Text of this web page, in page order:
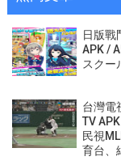
日版戰
APK /
スクー
台灣電
TV
民視
育台、